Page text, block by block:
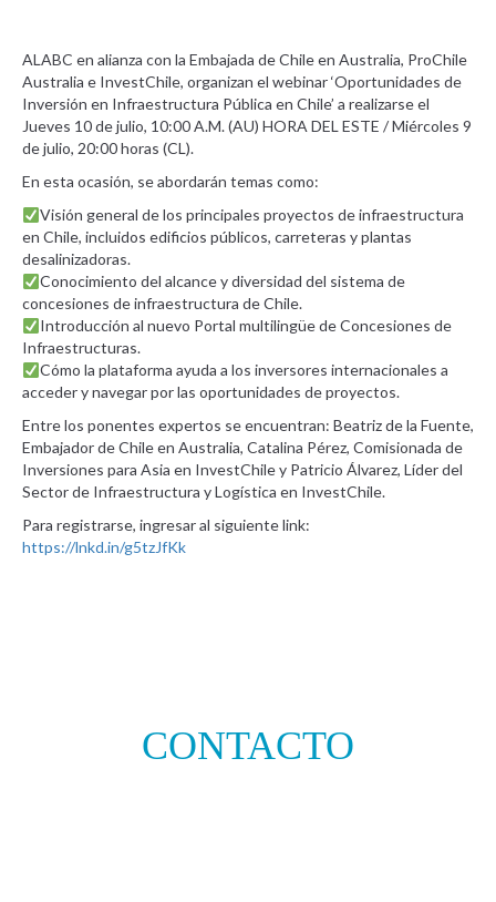
ALABC en alianza con la Embajada de Chile en Australia, ProChile
Australia e InvestChile, organizan el webinar ‘Oportunidades de
Inversión en Infraestructura Pública en Chile’ a realizarse el
Jueves 10 de julio, 10:00 A.M. (AU) HORA DEL ESTE / Miércoles 9
de julio, 20:00 horas (CL).
En esta ocasión, se abordarán temas como:
Visión general de los principales proyectos de infraestructura
en Chile, incluidos edificios públicos, carreteras y plantas
desalinizadoras.
Conocimiento del alcance y diversidad del sistema de
concesiones de infraestructura de Chile.
Introducción al nuevo Portal multilingüe de Concesiones de
Infraestructuras.
Cómo la plataforma ayuda a los inversores internacionales a
acceder y navegar por las oportunidades de proyectos.
Entre los ponentes expertos se encuentran: Beatriz de la Fuente,
Embajador de Chile en Australia, Catalina Pérez, Comisionada de
Inversiones para Asia en InvestChile y Patricio Álvarez, Líder del
Sector de Infraestructura y Logística en InvestChile.
Para registrarse, ingresar al siguiente link:
https://lnkd.in/g5tzJfKk
CONTACTO